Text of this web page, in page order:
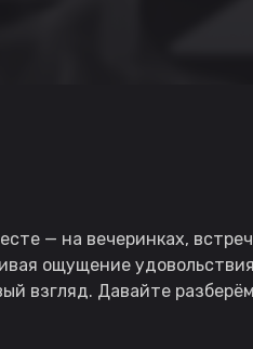
— на вечеринках,
ощущение
взгляд. Давайте